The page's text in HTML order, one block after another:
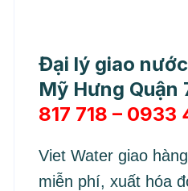
Đại lý giao
Mỹ Hưng Quận
817 718 – 0933
Viet Water giao
miễn phí, xuất hóa